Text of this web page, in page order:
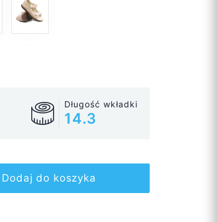
Długość wkładki
14.3
Dodaj do koszyka